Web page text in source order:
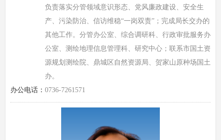
负责落实分管领域意识形态、党风廉政建设、安全生
产、污染防治、信访维稳“一岗双责”；完成局长交办的
其他工作。分管办公室、综合调研科、行政审批服务办
公室、测绘地理信息管理科、研究中心；联系市国土资
源规划测绘院、鼎城区自然资源局、贺家山原种场国土
办。
办公电话： 0736-7261571